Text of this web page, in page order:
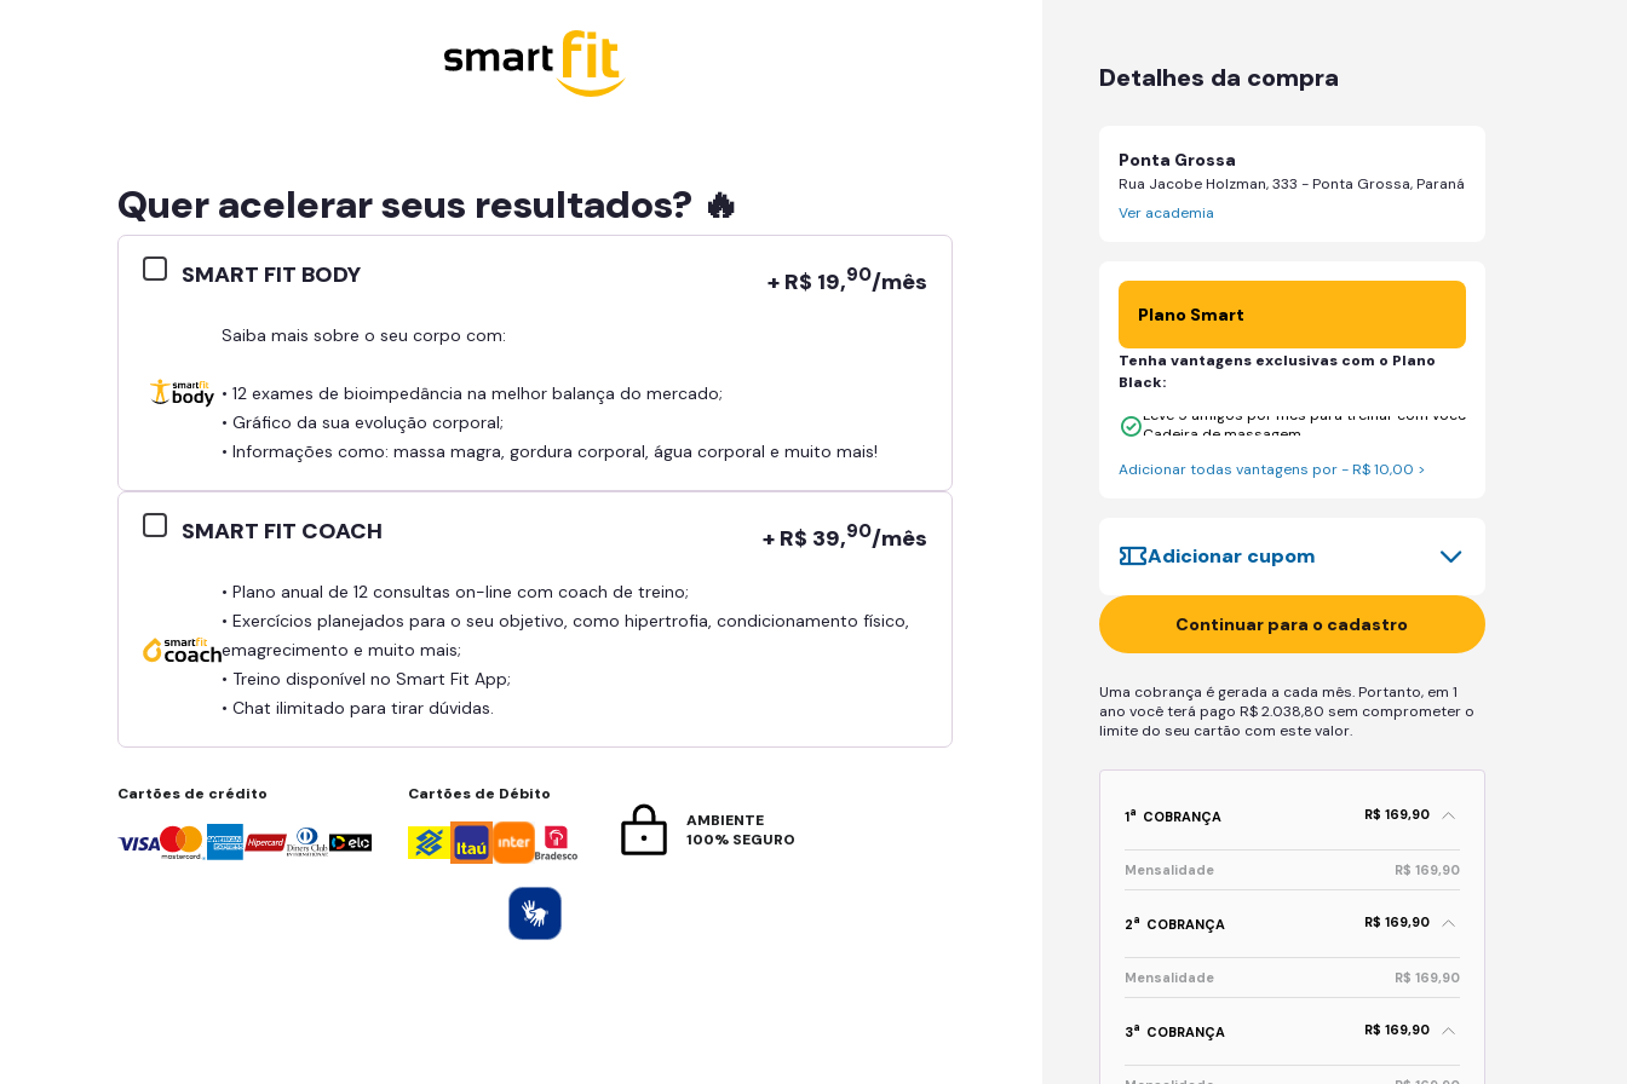
Quer acelerar seus resultados? 🔥
SMART FIT BODY + R$ 19,90/mês
Saiba mais sobre o seu corpo com:
• 12 exames de bioimpedância na melhor balança do mercado;
• Gráfico da sua evolução corporal;
• Informações como: massa magra, gordura corporal, água corporal e muito mais!
SMART FIT COACH + R$ 39,90/mês
• Plano anual de 12 consultas on-line com coach de treino;
• Exercícios planejados para o seu objetivo, como hipertrofia, condicionamento físico,
emagrecimento e muito mais;
• Treino disponível no Smart Fit App;
• Chat ilimitado para tirar dúvidas.
Cartões de crédito
Cartões de Débito
AMBIENTE
100% SEGURO
Detalhes da compra
Ponta Grossa
Rua Jacobe Holzman, 333 - Ponta Grossa, Paraná
Ver academia
Plano Smart
Tenha vantagens exclusivas com o Plano
Black:
Leve 5 amigos por mês para treinar com você
Cadeira de massagem
Adicionar todas vantagens por - R$ 10,00 >
Adicionar cupom
Continuar para o cadastro
Uma cobrança é gerada a cada mês. Portanto, em 1
ano você terá pago R$ 2.038,80 sem comprometer o
limite do seu cartão com este valor.
1a COBRANÇA R$ 169,90
Mensalidade R$ 169,90
2a COBRANÇA R$ 169,90
Mensalidade R$ 169,90
3a COBRANÇA R$ 169,90